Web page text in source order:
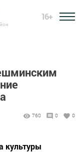
16+
760 0 0
культуры